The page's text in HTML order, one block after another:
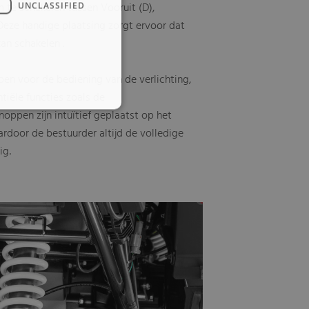
schakelen tussen Vooruit (D),
handige plaatsing zorgt ervoor dat
schakelen .
voor de bediening van de verlichting,
zijn intuïtief geplaatst op het
de bestuurder altijd de volledige
.
UNCLASSIFIED